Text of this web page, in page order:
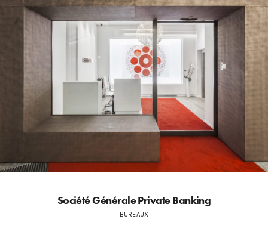
Société Générale Private Banking
BUREAUX